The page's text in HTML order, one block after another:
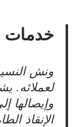
خدمات
ونش
لعملائه.
وإيصالها
الإنقاذ